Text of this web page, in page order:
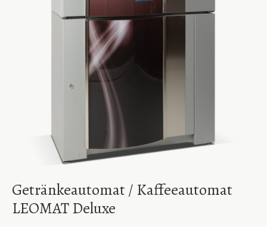
Getränkeautomat / Kaffeeautomat
LEOMAT Deluxe